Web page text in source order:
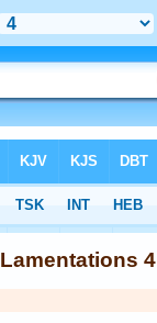
Lamentations 4